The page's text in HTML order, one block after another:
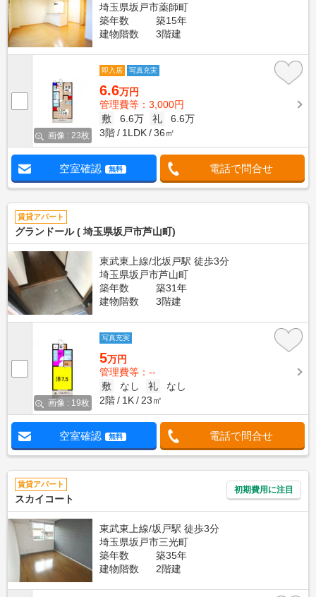
埼玉県坂戸市薬師町
築年数
築15年
建物階数
3階建
画像 : 23枚
即入居 写真充実
6.6万円
管理費等：3,000円
敷
6.6万 礼
6.6万
3階
1LDK 36㎡
空室確認 無料 電話で問合せ
賃貸アパート
グランドール ( 埼玉県坂戸市芦山町)
東武東上線/北坂戸駅 徒歩3分
埼玉県坂戸市芦山町
築年数
築31年
建物階数
3階建
画像 : 19枚
写真充実
5万円
管理費等：--
敷
なし 礼
なし
2階
1K 23㎡
空室確認 無料 電話で問合せ
賃貸アパート
スカイコート
初期費用に注目
東武東上線/坂戸駅 徒歩3分
埼玉県坂戸市三光町
築年数
築35年
建物階数
2階建